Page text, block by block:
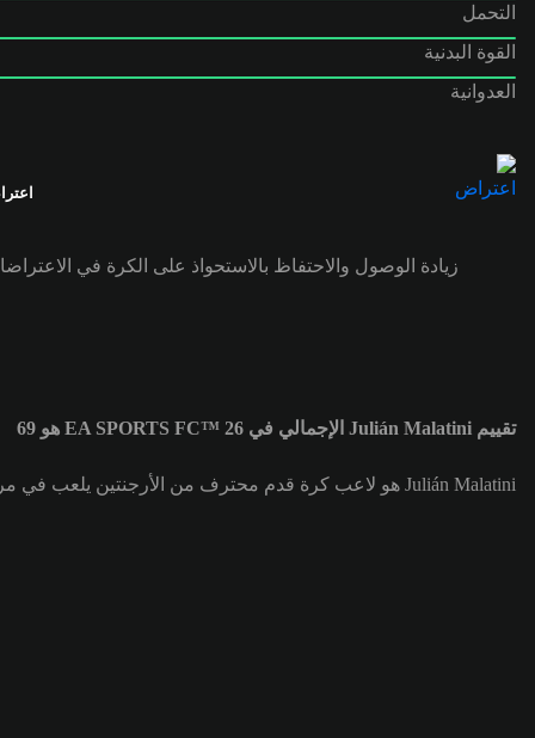
التحمل
القوة البدنية
العدوانية
زيادة الوصول والاحتفاظ بالاستحواذ على الكرة في
تقييم Julián Malatini الإجمالي في EA SPORTS FC™ 26 هو 69
Julián Malatini هو لاعب كرة قدم محترف من الأرجنتين يلعب في مركز قلب الدفاع (CB) لصالح فريق SV Werder Bremen. تقييم Julián Malatini الإجمالي هو 69.